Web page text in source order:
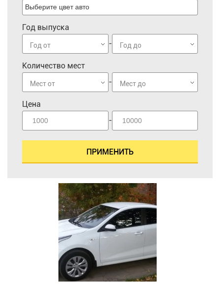
Год выпуска
Год от - Год до
Количество мест
Мест от - Мест до
Цена
-
ПРИМЕНИТЬ